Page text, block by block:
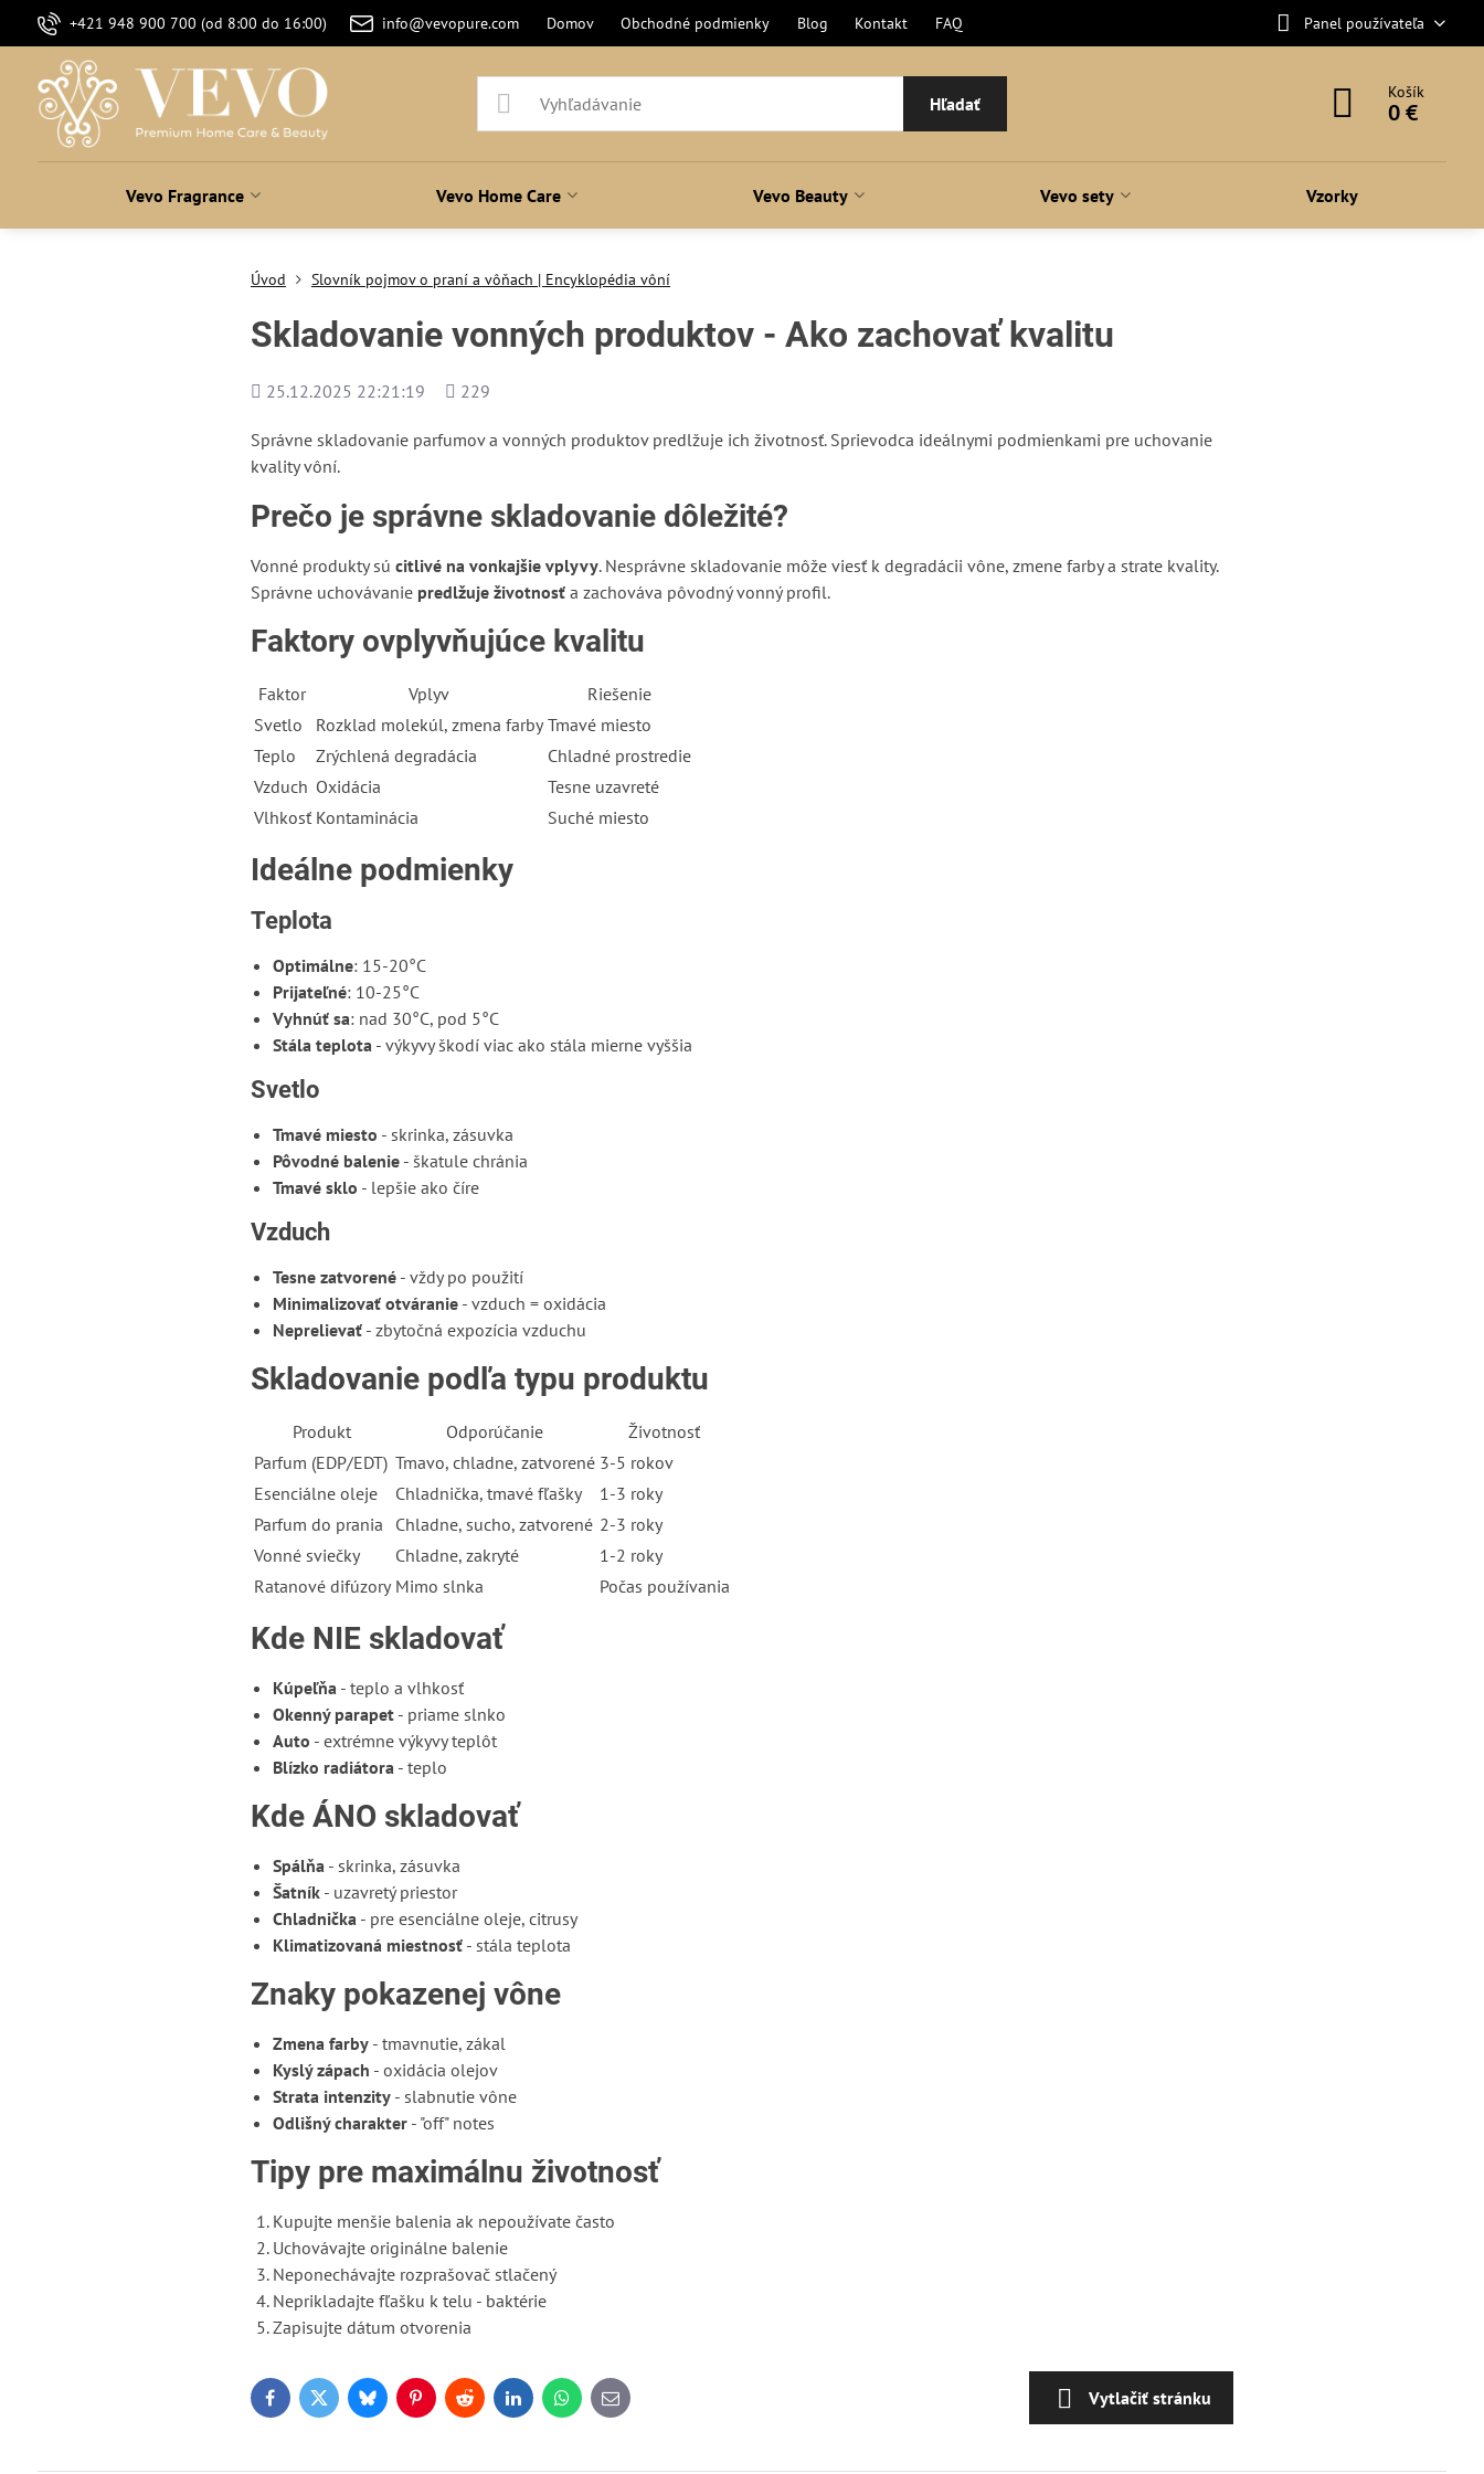
+421 948 900 700 (od 8:00 do 16:00) info@vevopure.com Domov Obchodné podmienky Blog Kontakt FAQ Panel používateľa
Hľadať
Košík
0 €
Vevo Fragrance Vevo Home Care Vevo Beauty Vevo sety Vzorky
Úvod Slovník pojmov o praní a vôňach | Encyklopédia vôní
Skladovanie vonných produktov - Ako zachovať kvalitu
Pridané
25.12.2025 22:21:19
Počet
229
Správne skladovanie parfumov a vonných produktov predlžuje ich životnosť. Sprievodca ideálnymi podmienkami pre uchovanie
kvality vôní.
Prečo je správne skladovanie dôležité?
Vonné produkty sú citlivé na vonkajšie vplyvy. Nesprávne skladovanie môže viesť k degradácii vône, zmene farby a strate kvality.
Správne uchovávanie predlžuje životnosťa zachováva pôvodný vonný profil.
Faktory ovplyvňujúce kvalitu
Faktor Vplyv
Riešenie
Svetlo
Rozklad molekúl, zmena farby Tmavé miesto
Teplo
Zrýchlená degradácia
Chladné prostredie
Vzduch Oxidácia
Tesne uzavreté
Vlhkosť Kontaminácia Suché miesto
Ideálne podmienky
Teplota
Optimálne: 15-20°C
Prijateľné: 10-25°C
Vyhnúť sa: nad 30°C, pod 5°C
Stála teplota- výkyvy škodí viac ako stála mierne vyššia
Svetlo
Tmavé miesto - skrinka, zásuvka
Pôvodné balenie- škatule chránia
Tmavé sklo - lepšie ako číre
Vzduch
Tesne zatvorené- vždy po použití
Minimalizovať otváranie- vzduch = oxidácia
Neprelievať- zbytočná expozícia vzduchu
Skladovanie podľa typu produktu
Produkt Odporúčanie
Životnosť
Parfum (EDP/EDT) Tmavo, chladne, zatvorené 3-5 rokov
Esenciálne oleje
Chladnička, tmavé fľašky
1-3 roky
Parfum do prania
Chladne, sucho, zatvorené 2-3 roky
Vonné sviečky
Chladne, zakryté
1-2 roky
Ratanové difúzory Mimo slnka Počas používania
Kde NIE skladovať
Kúpeľňa- teplo a vlhkosť
Okenný parapet- priame slnko
Auto - extrémne výkyvy teplôt
Blízko radiátora- teplo
Kde ÁNO skladovať
Spálňa- skrinka, zásuvka
Šatník- uzavretý priestor
Chladnička- pre esenciálne oleje, citrusy
Klimatizovaná miestnosť- stála teplota
Znaky pokazenej vône
Zmena farby- tmavnutie, zákal
Kyslý zápach - oxidácia olejov
Strata intenzity- slabnutie vône
Odlišný charakter- "off" notes
Tipy pre maximálnu životnosť
Kupujte menšie balenia ak nepoužívate často
Uchovávajte originálne balenie
Neponechávajte rozprašovač stlačený
Neprikladajte fľašku k telu - baktérie
Zapisujte dátum otvorenia
FacebookTwitterBlueskyPinterestRedditLinkedInWhatsApp
E-
mail
Vytlačiť stránku